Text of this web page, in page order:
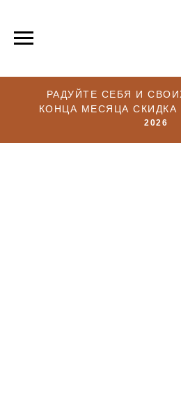
РАДУЙТЕ СЕБЯ И
КОНЦА МЕСЯЦА
2026